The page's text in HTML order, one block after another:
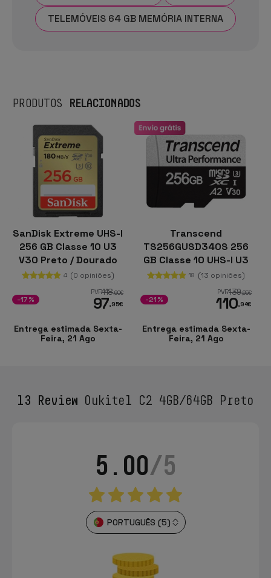
TELEMÓVEIS 64 GB MEMÓRIA INTERNA
PRODUTOS RELACIONADOS
SanDisk Extreme UHS-I
256 GB Classe 10 U3
V30 Preto / Dourado
4 (0 opiniões)
PVR118,60€
97,95€
-17%
Entrega estimada Sexta-
Feira, 21 Ago
Transcend
TS256GUSD340S 256
GB Classe 10 UHS-I U3
V30 A2 Preto /
18 (13 opiniões)
PVR139,65€
110,94€
-21%
Entrega estimada Sexta-
Feira, 21 Ago
13 Review Oukitel C2 4GB/64GB Preto
5.00/5
PORTUGUÊS (5)